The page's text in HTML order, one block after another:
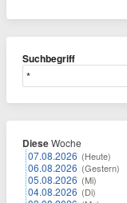
Suchbegriff
DieseWoche
07.08.2026 (Heute)
06.08.2026 (Gestern)
05.08.2026 (Mi)
04.08.2026 (Di)